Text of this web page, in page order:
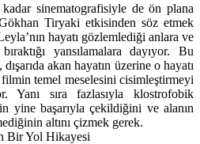
sinematografisiyle de ön plana
Tiryaki etkisinden söz etmek
hayatı gözlemlediği anlara ve
yansılamalara dayıyor. Bu
akan hayatın üzerine o hayatı
filmin temel meselesini cisimleştirmeyi
Yanı sıra fazlasıyla klostrofobik
yine başarıyla çekildiğini ve alanın
altını çizmek gerek.
Bir Yol Hikayesi